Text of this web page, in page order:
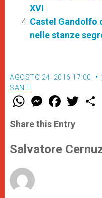
XVI
Castel Gandolfo
nelle stanze
AGOSTO 24, 2016 17:00
SANTI
W
t
s
p
p
M
e
s
e
g
e
F
a
e
b
o
k
w
r
Share this Entry
Salvatore